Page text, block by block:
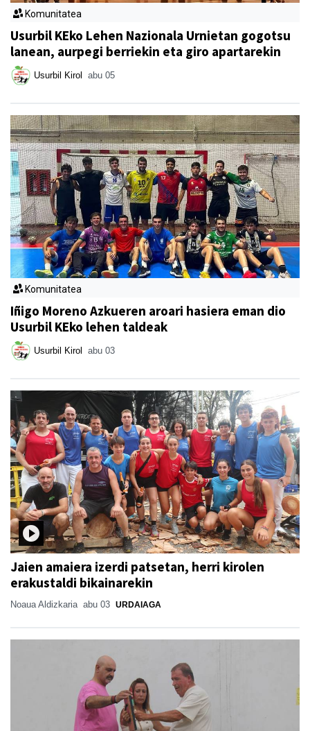
Komunitatea
Usurbil KEko Lehen Nazionala Urnietan gogotsu
lanean, aurpegi berriekin eta giro apartarekin
Usurbil Kirol abu 05
Komunitatea
Iñigo Moreno Azkueren aroari hasiera eman dio
Usurbil KEko lehen taldeak
Usurbil Kirol abu 03
Jaien amaiera izerdi patsetan, herri kirolen
erakustaldi bikainarekin
Noaua Aldizkaria abu 03 URDAIAGA